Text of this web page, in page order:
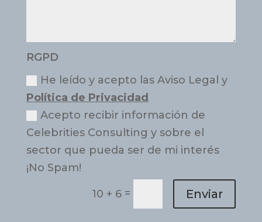
RGPD
He leído y acepto las Aviso Legal y
Política de Privacidad
Acepto recibir información de
Celebrities Consulting y sobre el
sector que pueda ser de mi interés
¡No Spam!
10 + 6 = Enviar